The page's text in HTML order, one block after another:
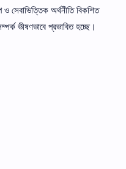
ও সেবাভিত্তিক অর্থনীতি বিকশিত
ভীষণভাবে প্রভাবিত হচ্ছে।